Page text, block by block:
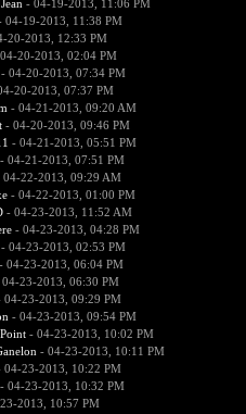
- 04-19-2013, 11:06 PM
04-19-2013, 11:38 PM
20-2013, 12:33 PM
20-2013, 02:04 PM
04-20-2013, 07:34 PM
20-2013, 07:37 PM
- 04-21-2013, 09:20 AM
- 04-20-2013, 09:46 PM
- 04-21-2013, 05:51 PM
04-21-2013, 07:51 PM
22-2013, 09:29 AM
- 04-22-2013, 01:00 PM
- 04-23-2013, 11:52 AM
- 04-23-2013, 04:28 PM
- 04-23-2013, 02:53 PM
04-23-2013, 06:04 PM
23-2013, 06:30 PM
04-23-2013, 09:29 PM
- 04-23-2013, 09:54 PM
- 04-23-2013, 10:02 PM
- 04-23-2013, 10:11 PM
04-23-2013, 10:22 PM
04-23-2013, 10:32 PM
2013, 10:57 PM